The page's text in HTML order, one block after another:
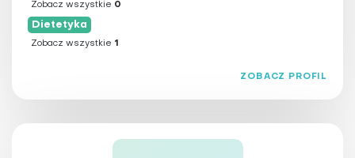
Zobacz wszystkie 0
Dietetyka
Zobacz wszystkie 1
ZOBACZ PROFIL